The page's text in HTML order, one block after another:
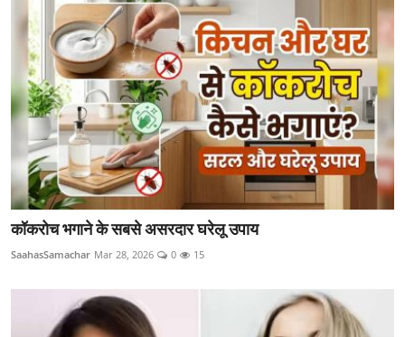
कॉकरोच भगाने के सबसे असरदार घरेलू उपाय
SaahasSamachar Mar 28, 2026 0 15